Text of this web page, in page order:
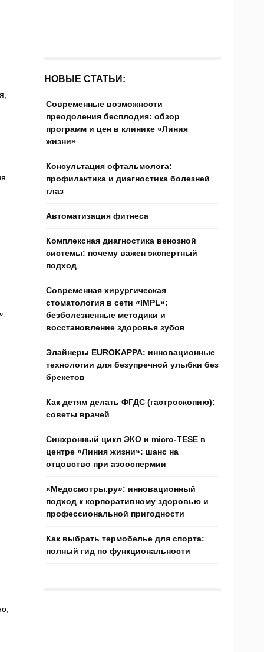
НОВЫЕ СТАТЬИ:
Современные возможности
преодоления бесплодия: обзор
программ и цен в клинике «Линия
жизни»
Консультация офтальмолога:
профилактика и диагностика болезней
глаз
Автоматизация фитнеса
Комплексная диагностика венозной
системы: почему важен экспертный
подход
Современная хирургическая
стоматология в сети «IMPL»:
безболезненные методики и
восстановление здоровья зубов
Элайнеры EUROKAPPA: инновационные
технологии для безупречной улыбки без
брекетов
Как детям делать ФГДС (гастроскопию):
советы врачей
Синхронный цикл ЭКО и micro-TESE в
центре «Линия жизни»: шанс на
отцовство при азооспермии
«Медосмотры.ру»: инновационный
подход к корпоративному здоровью и
профессиональной пригодности
Как выбрать термобелье для спорта:
полный гид по функциональности